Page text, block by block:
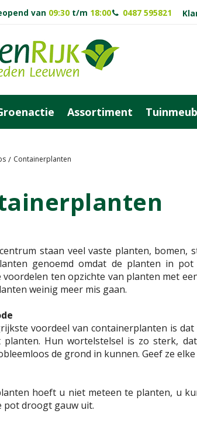
Containerplanten
van 09:30 t/m 18:00 0487 595821
Assortiment
staan veel vaste planten, bomen,
genoemd omdat de planten in
ten opzichte van planten met
weinig meer mis gaan.
voordeel van containerplanten is
Hun wortelstelsel is zo sterk,
de grond in kunnen. Geef ze
hoeft u niet meteen te planten, u
pot droogt gauw uit.